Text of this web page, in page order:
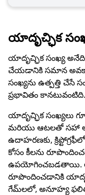
యాదృచ్ఛిక
యాదృచ్ఛిక సంఖ్య అనేది
చేయడానికి సమాన
సంఖ్యను ఉత్పత్తి
ప్రభావితం కానటువంటిది.
యాదృచ్ఛిక సంఖ్యలు
మరియు ఆటలతో సహా
ఉదాహరణకు,
కోసం కీలను
ఉపయోగించబడతాయి.
రూపొందించడానికి
గేమ్‌లలో, అనూహ్య